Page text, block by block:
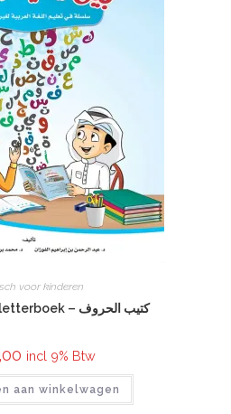
voor kinderen
Het Arabische letterboek – كتيب الحروف
incl 9% Btw
aan winkelwagen